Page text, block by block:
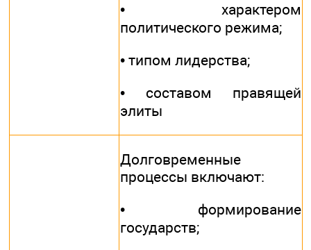
• характером
политического режима;
• типом лидерства;
• составом правящей
элиты
Долговременные
процессы включают:
• формирование
государств;